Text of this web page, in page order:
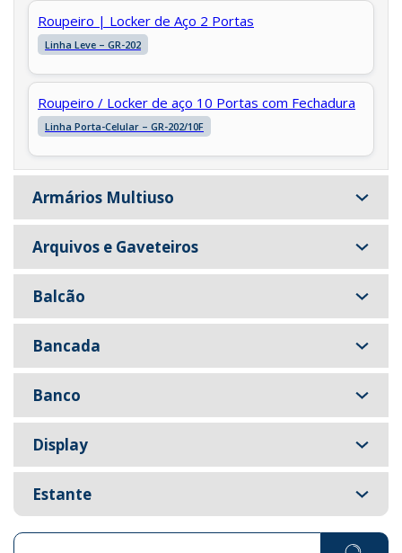
Roupeiro | Locker de Aço 2 Portas
Linha Leve – GR-202
Roupeiro / Locker de aço 10 Portas com Fechadura
Linha Porta-Celular – GR-202/10F
Armários Multiuso
Arquivos e Gaveteiros
Balcão
Bancada
Banco
Display
Estante